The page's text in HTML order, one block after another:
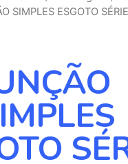
SIMPLES ESGOTO SÉRIE